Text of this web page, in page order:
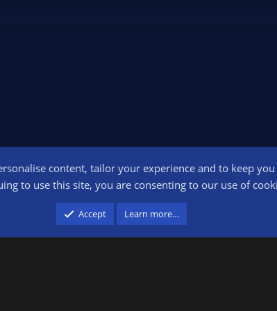
advertising and linking to amazon.com.
content, tailor your experience and to keep
to use this site, you are consenting to our use of
Accept Learn more…